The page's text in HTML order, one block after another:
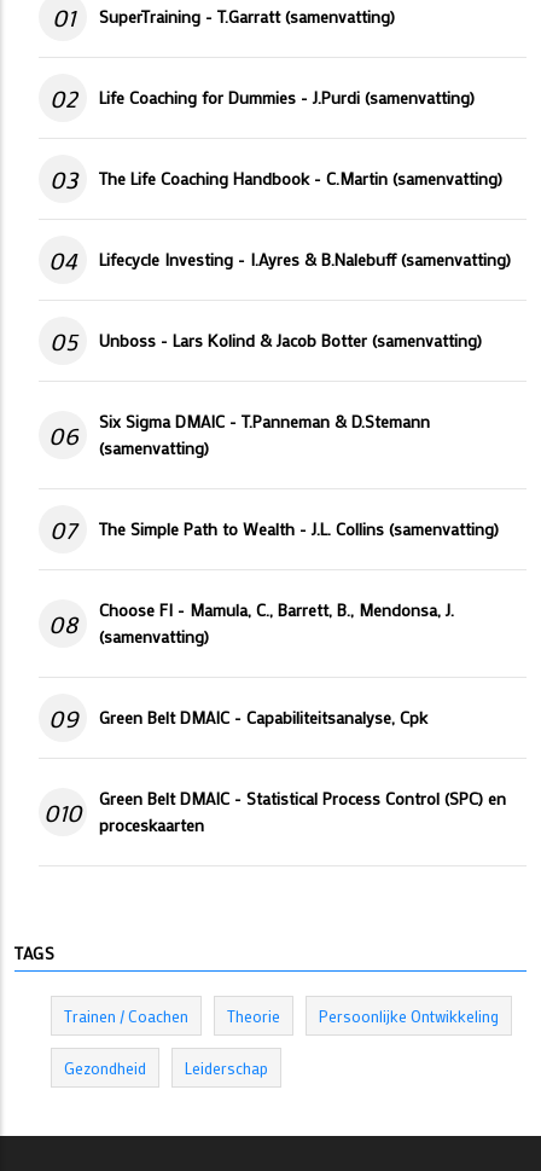
01 SuperTraining - T.Garratt (samenvatting)
02 Life Coaching for Dummies - J.Purdi (samenvatting)
03 The Life Coaching Handbook - C.Martin (samenvatting)
04 Lifecycle Investing - I.Ayres & B.Nalebuff (samenvatting)
05 Unboss - Lars Kolind & Jacob Botter (samenvatting)
06
Six Sigma DMAIC - T.Panneman & D.Stemann
(samenvatting)
07 The Simple Path to Wealth - J.L. Collins (samenvatting)
08
Choose FI - Mamula, C., Barrett, B., Mendonsa, J.
(samenvatting)
09 Green Belt DMAIC - Capabiliteitsanalyse, Cpk
010
Green Belt DMAIC - Statistical Process Control (SPC) en
proceskaarten
TAGS
Trainen / Coachen Theorie Persoonlijke Ontwikkeling
Gezondheid Leiderschap